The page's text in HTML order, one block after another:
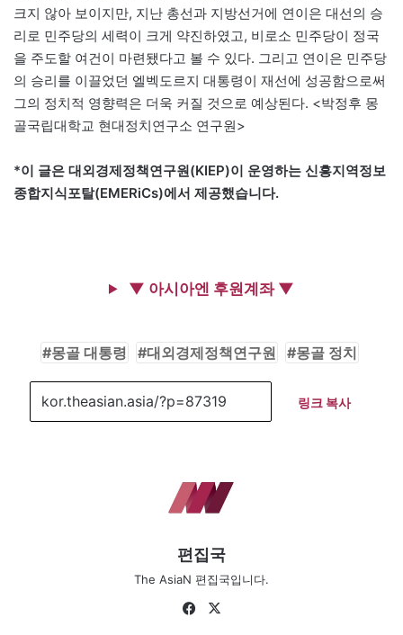
크지 않아 보이지만, 지난 총선과 지방선거에 연이은 대선의 승
리로 민주당의 세력이 크게 약진하였고, 비로소 민주당이 정국
을 주도할 여건이 마련됐다고 볼 수 있다. 그리고 연이은 민주당
의 승리를 이끌었던 엘벡도르지 대통령이 재선에 성공함으로써
그의 정치적 영향력은 더욱 커질 것으로 예상된다. <박정후 몽
골국립대학교 현대정치연구소 연구원>
*이 글은 대외경제정책연구원(KIEP)이 운영하는 신흥지역정보
종합지식포탈(EMERiCs)에서 제공했습니다.
▼ 아시아엔 후원계좌 ▼
몽골 대통령 대외경제정책연구원 몽골 정치
링크 복사
편집국
The AsiaN 편집국입니다.
Fa